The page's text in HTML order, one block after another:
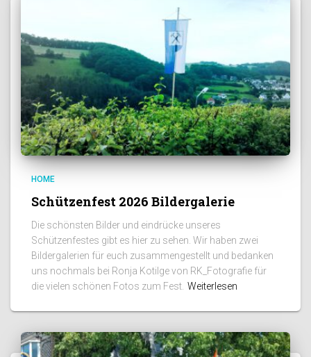
HOME
Schützenfest 2026 Bildergalerie
Die schönsten Bilder und eindrücke unseres
Schützenfestes gibt es hier zu sehen. Wir haben zwei
Bildergalerien für euch zusammengestellt und bedanken
uns nochmals bei Ronja Kotilge von RK_Fotografie für
die vielen schönen Fotos zum Fest. Weiterlesen